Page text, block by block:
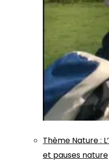
Thème Nature:
et pauses nature